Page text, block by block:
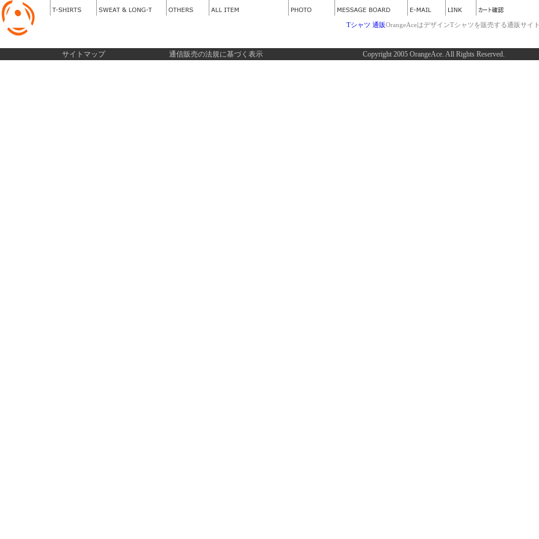
Tシャツ 通販OrangeAceはデザインTシャツを販売する通販サイ
サイトマップ 通信販売の法規に基づく表示 Copyright 2005 OrangeAce. All Rights Reserved.